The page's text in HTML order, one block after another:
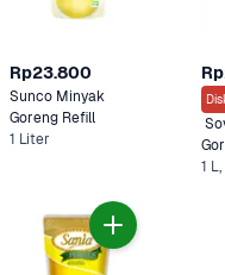
Rp23.800
Sunco Minyak
1 Liter
1